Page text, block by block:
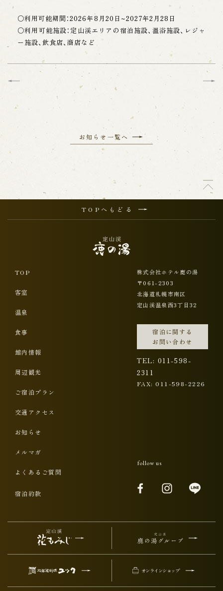
当社は、個人情報の取扱いに関する苦情等を受け
たときは、迅速かつ適切に対応します。当社の個
人情報の取り扱いに関するお問い合わせフォーム
をご利用ください。
○利用可能期間：2026年8月20日~2027年2月28日
○利用可能施設：定山渓エリアの宿泊施設、温浴施設、レジャ
ー施設、飲食店、商店など
お知らせ一覧へ
TOPへもどる
TOP
客室
温泉
食事
館内情報
周辺観光
ご宿泊プラン
交通アクセス
お知らせ
メルマガ
よくあるご質問
宿泊約款
株式会社ホテル鹿の湯
〒061-2303
北海道札幌市南区
定山渓温泉西3丁目32
宿泊に関する
お問い合わせ
TEL: 011-598-
2311
FAX: 011-598-2226
follow us
オンラインショップ